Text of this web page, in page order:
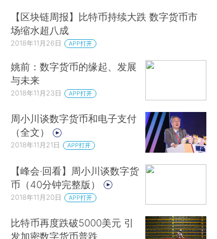
【区块链周报】比特币持续大跌 数字货币市
场缩水超八成
2018年11月26日 APP打开
姚前：数字货币的缘起、发展
与未来
2018年11月23日 APP打开
周小川谈数字货币和电子支付
（全文）
2018年11月21日 APP打开
【峰会·回看】周小川谈数字货
币（40分钟完整版）
2018年11月20日 APP打开
比特币再度跌破5000美元 引
发加密数字货币普跌